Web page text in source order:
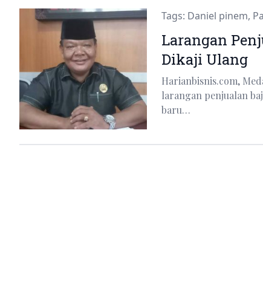
Tags: Daniel pinem,
Larangan
Dikaji Ulang
Harianbisnis.com,
larangan penjualan
baru…